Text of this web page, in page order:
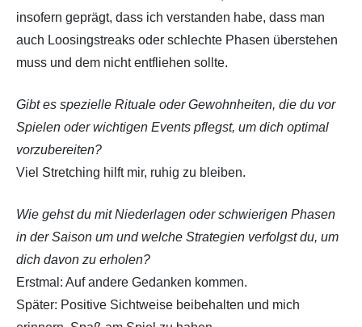
insofern geprägt, dass ich verstanden habe, dass man
auch Loosingstreaks oder schlechte Phasen überstehen
muss und dem nicht entfliehen sollte.
Gibt es spezielle Rituale oder Gewohnheiten, die du vor
Spielen oder wichtigen Events pflegst, um dich optimal
vorzubereiten?
Viel Stretching hilft mir, ruhig zu bleiben.
Wie gehst du mit Niederlagen oder schwierigen Phasen
in der Saison um und welche Strategien verfolgst du, um
dich davon zu erholen?
Erstmal: Auf andere Gedanken kommen.
Später: Positive Sichtweise beibehalten und mich